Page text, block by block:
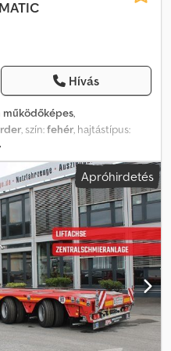
Hívás
működőképes,
, szín:fehér, hajtástípus:
Bluetooth, fedélzeti
navigációs rendszer,
váró, azonnal elérhető -
-Teljes fényezés -Dupla
-Tolatókamera -V8
-Mikrohullámú sütő -
SZABOTT
TELEPHELYÜNKÖN. 24
is. CSOPORTUNK
TRUCK SRL | NÁPOLY -
S.P.A. EBOLI (SA)
MERCEDES-BENZ,
ÉS MAXUS
Apróhirdetés